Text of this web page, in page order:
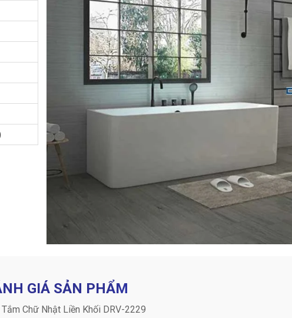
GIÁ SẢN PHẨM
Tắm Chữ Nhật Liền Khối DRV-2229